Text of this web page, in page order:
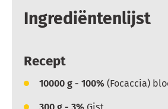
Ingrediëntenlijst
Recept
10000 g - 100% (Focaccia)
300 g - 3% Gist